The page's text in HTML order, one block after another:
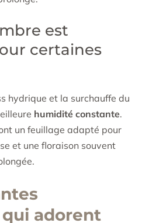
est
certaines
hydrique et la surchauffe du
humidité constante.
un feuillage adapté pour
et une floraison souvent
qui adorent